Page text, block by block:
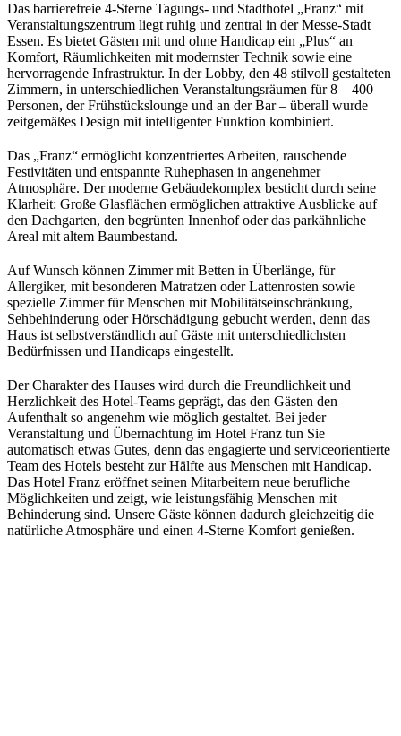
Das barrierefreie 4-Sterne Tagungs- und Stadthotel „Franz“ mit
Veranstaltungszentrum liegt ruhig und zentral in der Messe-Stadt
Essen. Es bietet Gästen mit und ohne Handicap ein „Plus“ an
Komfort, Räumlichkeiten mit modernster Technik sowie eine
hervorragende Infrastruktur. In der Lobby, den 48 stilvoll gestalteten
Zimmern, in unterschiedlichen Veranstaltungsräumen für 8 – 400
Personen, der Frühstückslounge und an der Bar – überall wurde
zeitgemäßes Design mit intelligenter Funktion kombiniert.
Das „Franz“ ermöglicht konzentriertes Arbeiten, rauschende
Festivitäten und entspannte Ruhephasen in angenehmer
Atmosphäre. Der moderne Gebäudekomplex besticht durch seine
Klarheit: Große Glasflächen ermöglichen attraktive Ausblicke auf
den Dachgarten, den begrünten Innenhof oder das parkähnliche
Areal mit altem Baumbestand.
Auf Wunsch können Zimmer mit Betten in Überlänge, für
Allergiker, mit besonderen Matratzen oder Lattenrosten sowie
spezielle Zimmer für Menschen mit Mobilitätseinschränkung,
Sehbehinderung oder Hörschädigung gebucht werden, denn das
Haus ist selbstverständlich auf Gäste mit unterschiedlichsten
Bedürfnissen und Handicaps eingestellt.
Der Charakter des Hauses wird durch die Freundlichkeit und
Herzlichkeit des Hotel-Teams geprägt, das den Gästen den
Aufenthalt so angenehm wie möglich gestaltet. Bei jeder
Veranstaltung und Übernachtung im Hotel Franz tun Sie
automatisch etwas Gutes, denn das engagierte und serviceorientierte
Team des Hotels besteht zur Hälfte aus Menschen mit Handicap.
Das Hotel Franz eröffnet seinen Mitarbeitern neue berufliche
Möglichkeiten und zeigt, wie leistungsfähig Menschen mit
Behinderung sind. Unsere Gäste können dadurch gleichzeitig die
natürliche Atmosphäre und einen 4-Sterne Komfort genießen.